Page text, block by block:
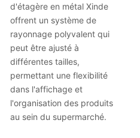
d'étagère en métal Xinde
offrent un système de
rayonnage polyvalent qui
peut être ajusté à
différentes tailles,
permettant une flexibilité
dans l'affichage et
l'organisation des produits
au sein du supermarché.